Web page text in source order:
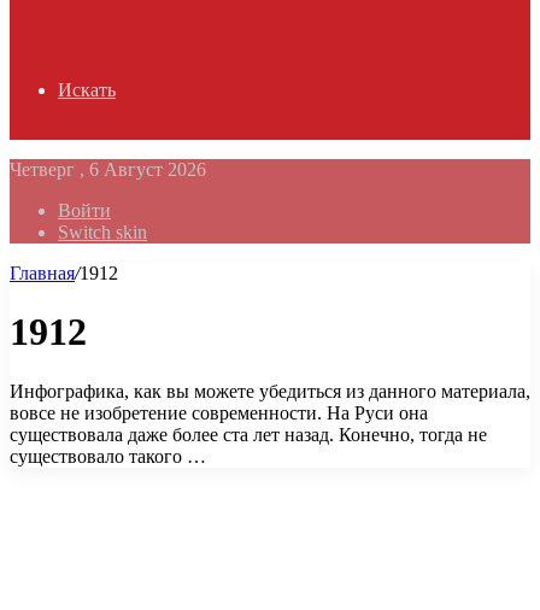
Искать
Четверг , 6 Август 2026
Войти
Switch skin
Главная/1912
1912
Инфографика, как вы можете убедиться из данного материала,
вовсе не изобретение современности. На Руси она
существовала даже более ста лет назад. Конечно, тогда не
существовало такого …